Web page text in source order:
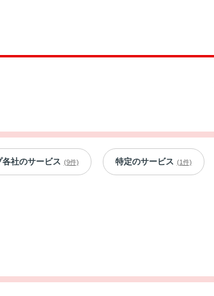
社のサービス (9件) 特定のサービス (1件)